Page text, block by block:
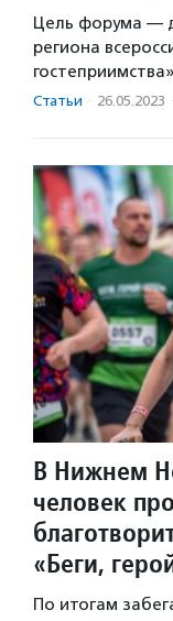
Цель форума —
региона
Статьи · 26.05.2023 ·
В Нижнем
человек
«Беги,
По итогам